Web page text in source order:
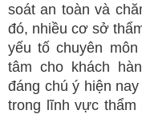
soát an toàn và
đó, nhiều cơ sở
yếu tố chuyên
tâm cho khách
đáng chú ý hiện
trong lĩnh vực thẩm